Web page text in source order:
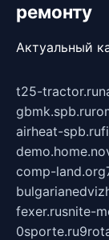
ремонту
Актуальный
t25-tractor.ru
gbmk.spb.ru
airheat-spb.ru
comp-land.org
fexer.rusnite-
0sporte.ru